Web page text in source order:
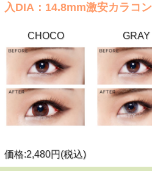
入DIA：14.8mm激安カラコン
CHOCO GRAY
価格:2,480円(税込)